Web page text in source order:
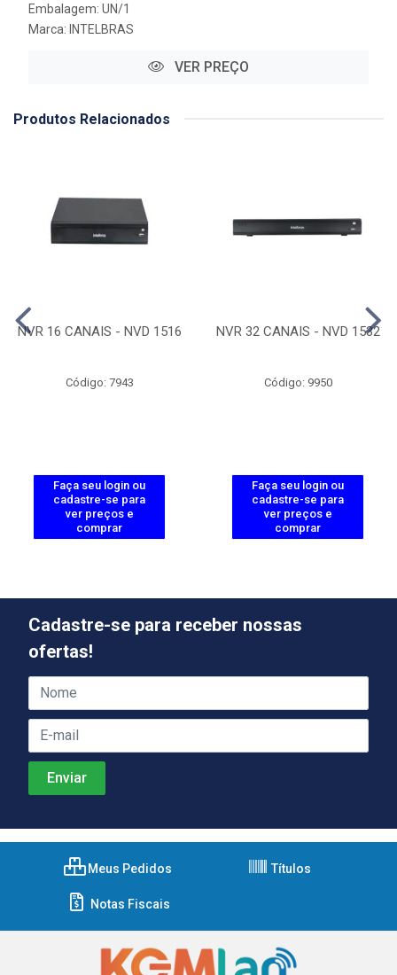
Embalagem: UN/1
Marca: INTELBRAS
VER PREÇO
Produtos Relacionados
NVR 16 CANAIS - NVD 1516
Código: 7943
Faça seu login ou
cadastre-se para
ver preços e
comprar
NVR 32 CANAIS - NVD 1532
Código: 9950
Faça seu login ou
cadastre-se para
ver preços e
comprar
Cadastre-se para receber nossas
ofertas!
Meus Pedidos Títulos
Notas Fiscais